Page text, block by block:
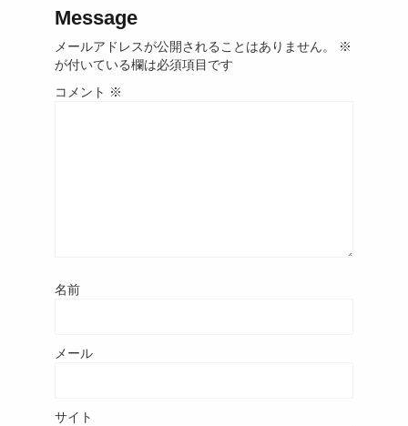
Message
メールアドレスが公開されることはありません。
※
が付いている欄は必須項目です
コメント ※
名前
メール
サイト